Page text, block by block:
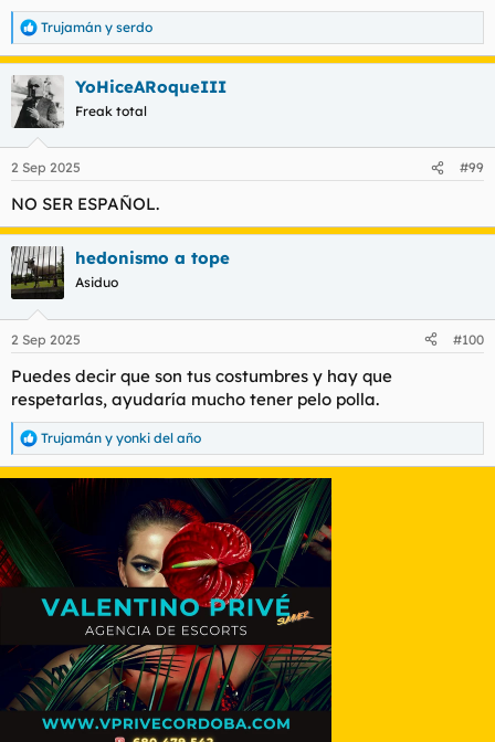
R
e
a
c
c
e
:
Trujamán y serdo
YoHiceARoqueIII
Freak total
2 Sep 2025 #99
NO SER ESPAÑOL.
hedonismo a tope
Asiduo
2 Sep 2025 #100
Puedes decir que son tus costumbres y hay que
respetarlas, ayudaría mucho tener pelo polla.
R
e
a
o
n
e
Trujamán y yonki del año